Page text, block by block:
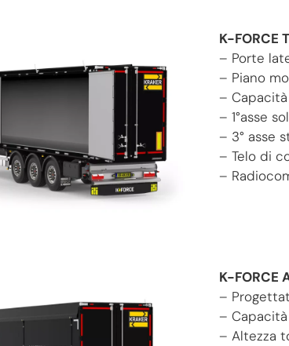
K-FORCE
– Porte
– Piano
–
– 1°asse
– 3° asse
– Telo di
–
K-FORCE
–
–
– Altezza